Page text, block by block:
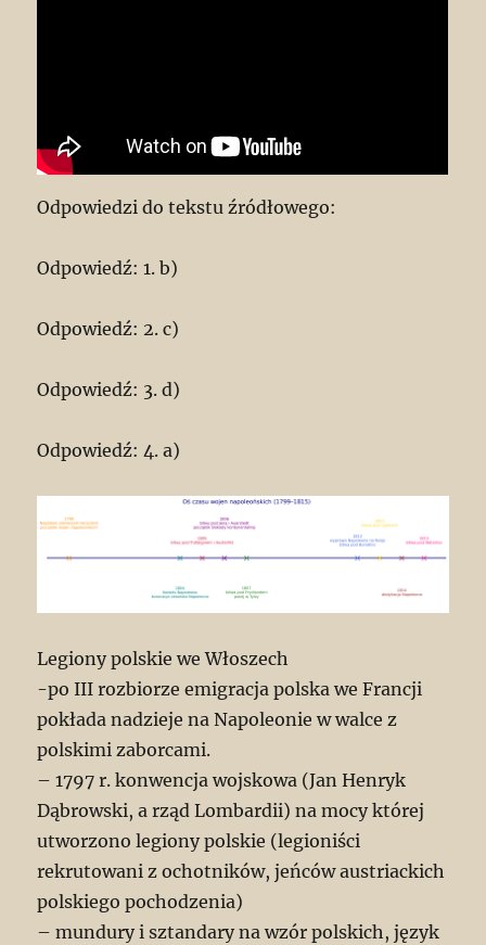
Odpowiedzi do tekstu źródłowego:
Odpowiedź: 1. b)
Odpowiedź: 2. c)
Odpowiedź: 3. d)
Odpowiedź: 4. a)
Legiony polskie we Włoszech
-po III rozbiorze emigracja polska we Francji
pokłada nadzieje na Napoleonie w walce z
polskimi zaborcami.
– 1797 r. konwencja wojskowa (Jan Henryk
Dąbrowski, a rząd Lombardii) na mocy której
utworzono legiony polskie (legioniści
rekrutowani z ochotników, jeńców austriackich
polskiego pochodzenia)
– mundury i sztandary na wzór polskich, język